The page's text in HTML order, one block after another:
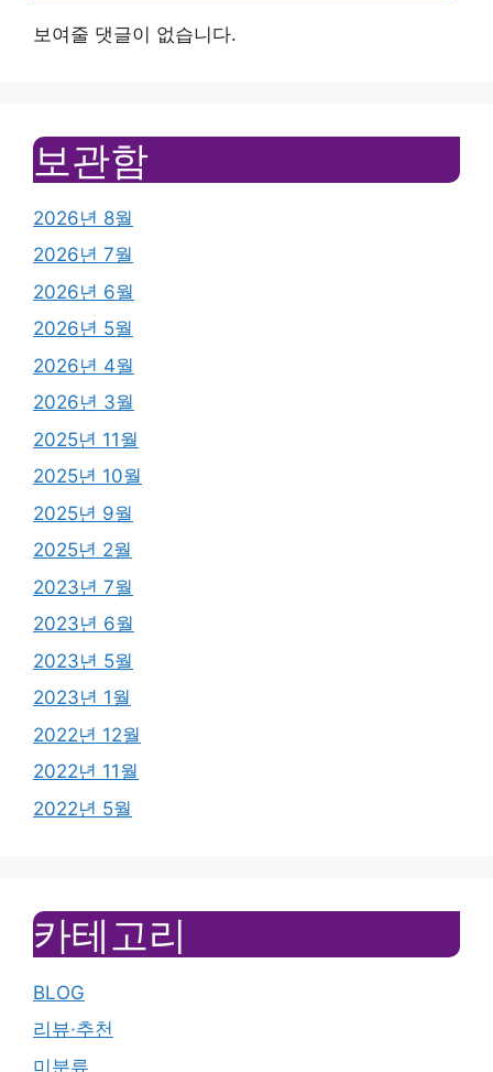
보여줄 댓글이 없습니다.
보관함
2026년 8월
2026년 7월
2026년 6월
2026년 5월
2026년 4월
2026년 3월
2025년 11월
2025년 10월
2025년 9월
2025년 2월
2023년 7월
2023년 6월
2023년 5월
2023년 1월
2022년 12월
2022년 11월
2022년 5월
카테고리
BLOG
리뷰·추천
미분류